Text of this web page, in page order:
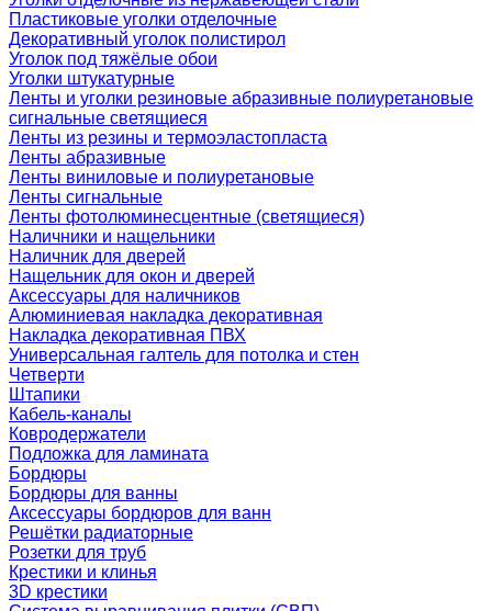
Пластиковые уголки отделочные
Декоративный уголок полистирол
Уголок под тяжёлые обои
Уголки штукатурные
Ленты и уголки резиновые абразивные полиуретановые
сигнальные светящиеся
Ленты из резины и термоэластопласта
Ленты абразивные
Ленты виниловые и полиуретановые
Ленты сигнальные
Ленты фотолюминесцентные (светящиеся)
Наличники и нащельники
Наличник для дверей
Нащельник для окон и дверей
Аксессуары для наличников
Алюминиевая накладка декоративная
Накладка декоративная ПВХ
Универсальная галтель для потолка и стен
Четверти
Штапики
Кабель-каналы
Ковродержатели
Подложка для ламината
Бордюры
Бордюры для ванны
Аксессуары бордюров для ванн
Решётки радиаторные
Розетки для труб
Крестики и клинья
3D крестики